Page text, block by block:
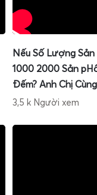
Nếu Số Lượng
1000 2000 Sản
Đếm? Anh Chị
3,5 k Người xem